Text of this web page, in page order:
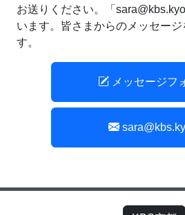
お送りください。「
います。皆さまからのメッセージ
す。
メッセージフ